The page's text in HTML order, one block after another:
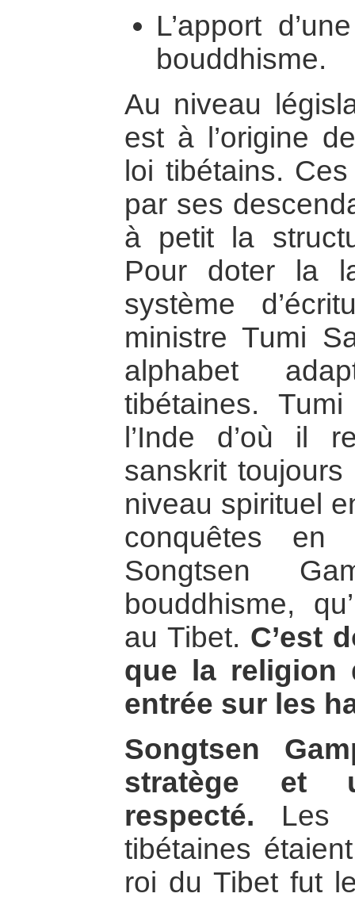
L’apport
bouddhisme.
Au niveau
est à l’origine
loi tibétains.
par ses
à petit la
Pour doter la
système
ministre Tumi
alphabet
tibétaines.
l’Inde d’où il
sanskrit toujours
niveau spirituel
conquêtes en
Songtsen
bouddhisme,
au Tibet. C’est
que la religion
entrée sur les
Songtsen
stratège et
respecté. Les
tibétaines
roi du Tibet fut